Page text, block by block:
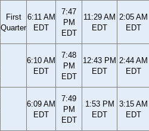
First
Quarter
6:11 AM
EDT
7:47
PM
EDT
11:29 AM
EDT
2:05 AM
EDT
6:10 AM
EDT
7:48
PM
EDT
12:43 PM
EDT
2:44 AM
EDT
6:09 AM
EDT
7:49
PM
EDT
1:53 PM
EDT
3:15 AM
EDT